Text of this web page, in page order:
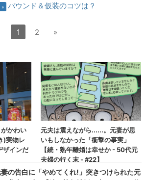
バウンド＆仮装のコツは？
1 2 »